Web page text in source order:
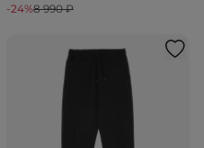
-24%8 990 ₽